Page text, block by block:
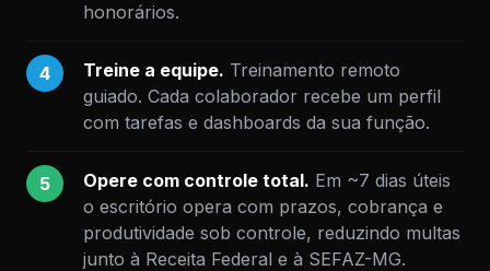
honorários.
4 Treine a equipe. Treinamento remoto
guiado. Cada colaborador recebe um perfil
com tarefas e dashboards da sua função.
5 Opere com controle total. Em ~7 dias úteis
o escritório opera com prazos, cobrança e
produtividade sob controle, reduzindo multas
junto à Receita Federal e à SEFAZ-MG.